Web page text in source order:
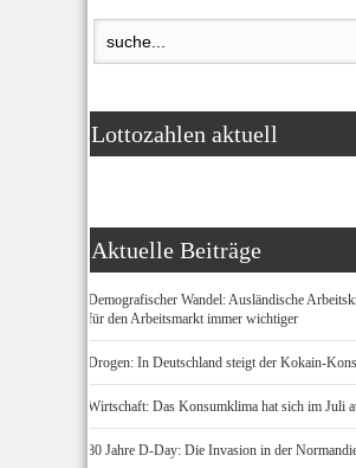
Lottozahlen aktuell
Aktuelle Beiträge
Demografischer Wandel: Ausländische
für den Arbeitsmarkt immer wichtiger
Drogen: In Deutschland steigt der Kokain-
Wirtschaft: Das Konsumklima hat sich im Juli
80 Jahre D-Day: Die Invasion in der